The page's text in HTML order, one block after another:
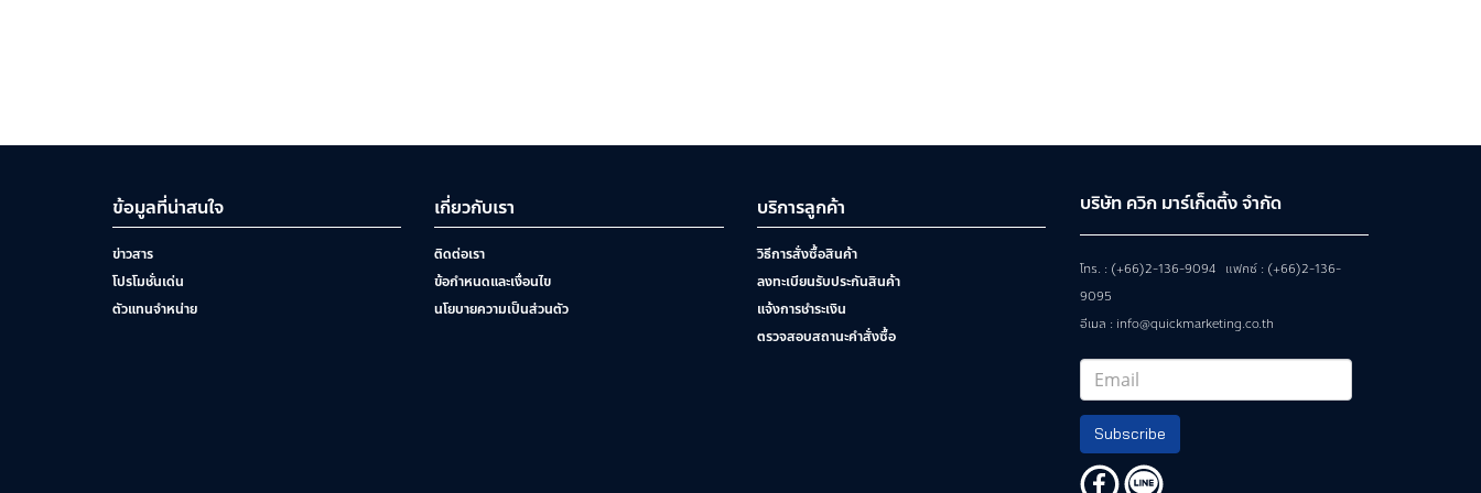
ข้อมูลที่น่าสนใจ
ข่าวสาร
โปรโมชั่นเด่น
ตัวแทนจำหน่าย
เกี่ยวกับเรา
ติดต่อเรา
ข้อกำหนดและเงื่อนไข
นโยบายความเป็นส่วนตัว
บริการลูกค้า
วิธีการสั่งซื้อสินค้า
ลงทะเบียนรับประกันสินค้า
แจ้งการชำระเงิน
ตรวจสอบสถานะคำสั่งซื้อ
บริษัท ควิก มาร์เก็ตติ้ง จำกัด
โทร. : (+66)2-136-9094 แฟกซ์ : (+66)2-136-
9095
อีเมล : info@quickmarketing.co.th
Subscribe